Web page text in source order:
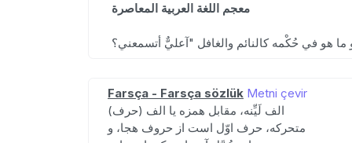
معجم اللغة العربية المعاصرة
Farsça - Farsça sözlük Metni çevir
(حرف) الف لَیِّنه، مقابل همزه یا الف
متحرکه، حرف اوّل است از حروف هجا، و